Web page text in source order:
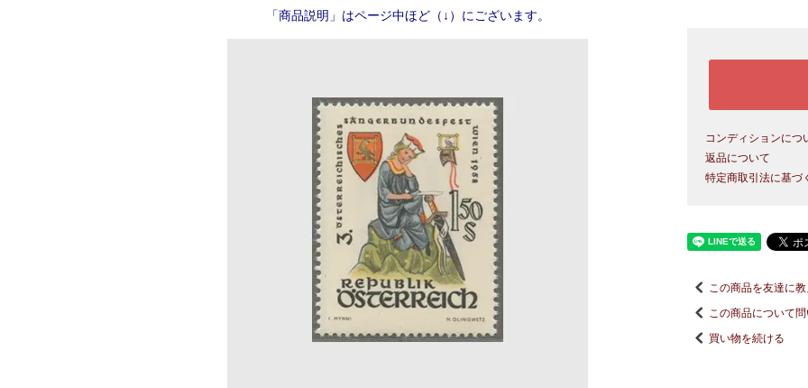
「商品説明」はページ中ほど（↓）にございます。
コンディションにつ
返品について
特定商取引法に基づ
この商品を友達に
この商品について
買い物を続ける